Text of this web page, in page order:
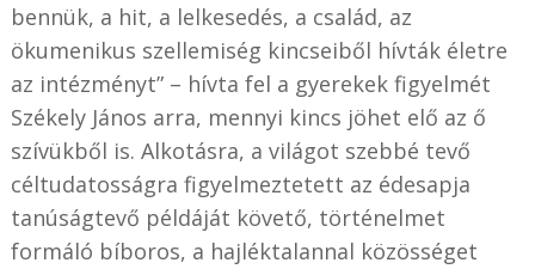
bennük, a hit, a lelkesedés, a család, az
ökumenikus szellemiség kincseiből hívták életre
az intézményt” – hívta fel a gyerekek figyelmét
Székely János arra, mennyi kincs jöhet elő az ő
szívükből is. Alkotásra, a világot szebbé tevő
céltudatosságra figyelmeztetett az édesapja
tanúságtevő példáját követő, történelmet
formáló bíboros, a hajléktalannal közösséget